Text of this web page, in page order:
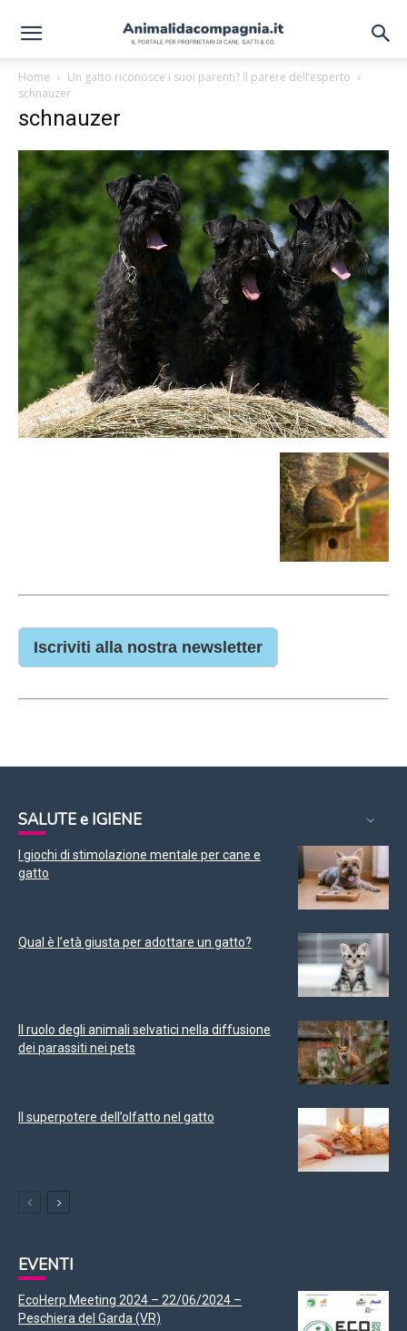
Home
Un gatto riconosce i suoi parenti? Il parere dell’esperto
schnauzer
schnauzer
Iscriviti alla nostra newsletter
SALUTE e IGIENE
I giochi di stimolazione mentale per cane e
gatto
Qual è l’età giusta per adottare un gatto?
Il ruolo degli animali selvatici nella diffusione
dei parassiti nei pets
Il superpotere dell’olfatto nel gatto
EVENTI
EcoHerp Meeting 2024 – 22/06/2024 –
Peschiera del Garda (VR)